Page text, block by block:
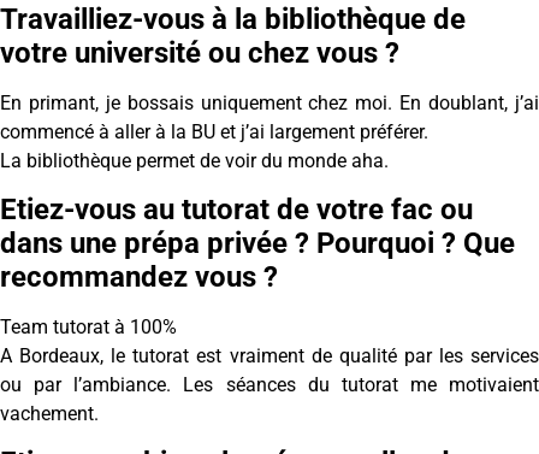
Travailliez-vous à la bibliothèque de
votre université ou chez vous ?
En primant, je bossais uniquement chez moi. En doublant, j’ai
commencé à aller à la BU et j’ai largement préférer.
La bibliothèque permet de voir du monde aha.
Etiez-vous au tutorat de votre fac ou
dans une prépa privée ? Pourquoi ? Que
recommandez vous ?
Team tutorat à 100%
A Bordeaux, le tutorat est vraiment de qualité par les services
ou par l’ambiance. Les séances du tutorat me motivaient
vachement.